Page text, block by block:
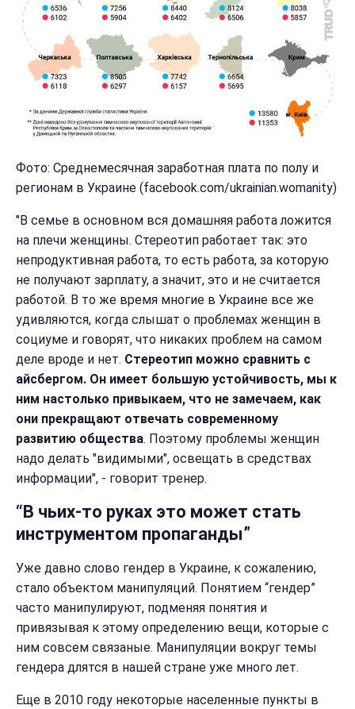
Фото: Среднемесячная заработная плата по полу и
регионам в Украине (facebook.com/ukrainian.womanity)
"В семье в основном вся домашняя работа ложится
на плечи женщины. Стереотип работает так: это
непродуктивная работа, то есть работа, за которую
не получают зарплату, а значит, это и не считается
работой. В то же время многие в Украине все же
удивляются, когда слышат о проблемах женщин в
социуме и говорят, что никаких проблем на самом
деле вроде и нет. Стереотип можно сравнить с
айсбергом. Он имеет большую устойчивость, мы к
ним настолько привыкаем, что не замечаем, как
они прекращают отвечать современному
развитию общества. Поэтому проблемы женщин
надо делать "видимыми", освещать в средствах
информации", - говорит тренер.
“В чьих-то руках это может стать
инструментом пропаганды”
Уже давно слово гендер в Украине, к сожалению,
стало объектом манипуляций. Понятием “гендер”
часто манипулируют, подменяя понятия и
привязывая к этому определению вещи, которые с
ним совсем cвязаные. Манипуляции вокруг темы
гендера длятся в нашей стране уже много лет.
Еще в 2010 году некоторые населенные пункты в